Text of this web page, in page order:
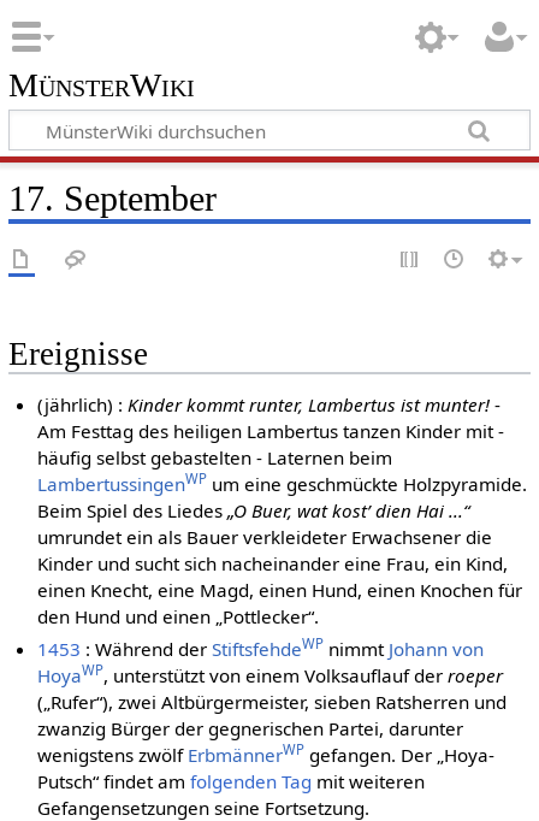
MünsterWiki
17. September
Ereignisse
(jährlich) :Kinder kommt runter, Lambertus ist munter! -
Am Festtag des heiligen Lambertus tanzen Kinder mit -
häufig selbst gebastelten - Laternen beim
LambertussingenWP um eine geschmückte Holzpyramide.
Beim Spiel des Liedes„O Buer, wat kost’ dien Hai ...“
umrundet ein als Bauer verkleideter Erwachsener die
Kinder und sucht sich nacheinander eine Frau, ein Kind,
einen Knecht, eine Magd, einen Hund, einen Knochen für
den Hund und einen „Pottlecker“.
1453 : Während derStiftsfehdeWP nimmt Johann von
HoyaWP, unterstützt von einem Volksauflauf derroeper
(„Rufer“), zwei Altbürgermeister, sieben Ratsherren und
zwanzig Bürger der gegnerischen Partei, darunter
wenigstens zwölf ErbmännerWP gefangen. Der „Hoya-
Putsch“ findet amfolgenden Tag mit weiteren
Gefangensetzungen seine Fortsetzung.